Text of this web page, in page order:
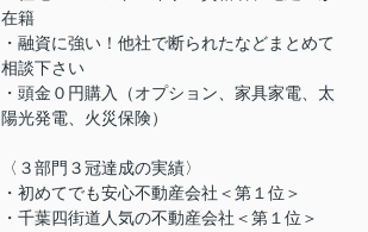
在籍
・融資に強い！他社で断られたなどまとめて
相談下さい
・頭金０円購入（オプション、家具家電、太
陽光発電、火災保険）
〈３部門３冠達成の実績〉
・初めてでも安心不動産会社＜第１位＞
・千葉四街道人気の不動産会社＜第１位＞